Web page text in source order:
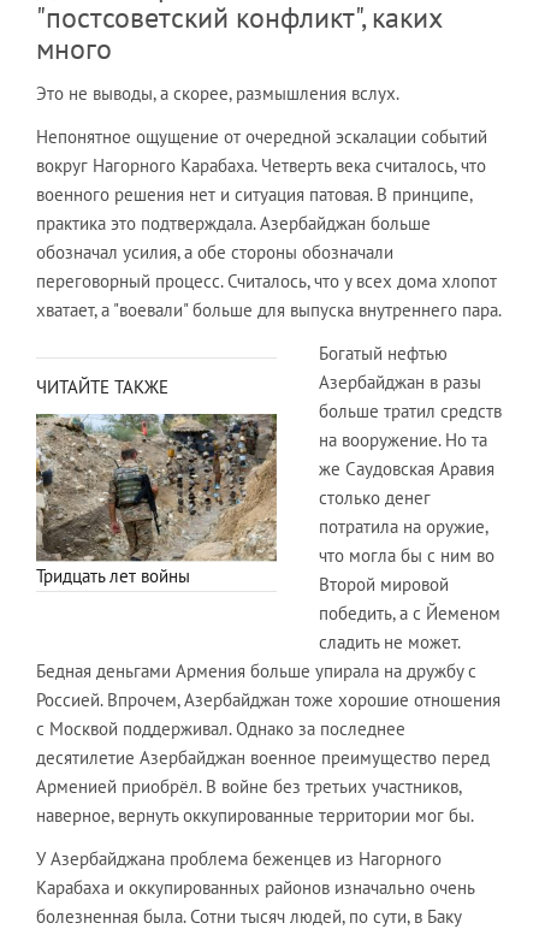
"постсоветский конфликт", каких
много
Это не выводы, а скорее, размышления вслух.
Непонятное ощущение от очередной эскалации событий
вокруг Нагорного Карабаха. Четверть века считалось, что
военного решения нет и ситуация патовая. В принципе,
практика это подтверждала. Азербайджан больше
обозначал усилия, а обе стороны обозначали
переговорный процесс. Считалось, что у всех дома хлопот
хватает, а "воевали" больше для выпуска внутреннего пара.
ЧИТАЙТЕ ТАКЖЕ
Тридцать лет войны
Богатый нефтью
Азербайджан в разы
больше тратил средств
на вооружение. Но та
же Саудовская Аравия
столько денег
потратила на оружие,
что могла бы с ним во
Второй мировой
победить, а с Йеменом
сладить не может.
Бедная деньгами Армения больше упирала на дружбу с
Россией. Впрочем, Азербайджан тоже хорошие отношения
с Москвой поддерживал. Однако за последнее
десятилетие Азербайджан военное преимущество перед
Арменией приобрёл. В войне без третьих участников,
наверное, вернуть оккупированные территории мог бы.
У Азербайджана проблема беженцев из Нагорного
Карабаха и оккупированных районов изначально очень
болезненная была. Сотни тысяч людей, по сути, в Баку